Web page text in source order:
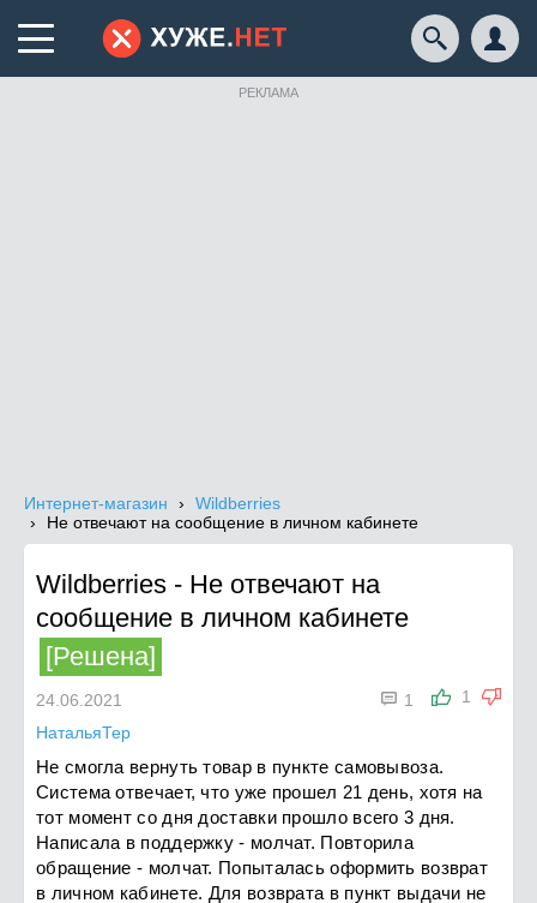
РЕКЛАМА
Интернет-магазин
Wildberries
Не отвечают на сообщение в личном кабинете
Wildberries - Не отвечают на
сообщение в личном кабинете
[Решена]
1
 1
24.06.2021
НатальяТер
Не смогла вернуть товар в пункте самовывоза.
Система отвечает, что уже прошел 21 день, хотя на
тот момент со дня доставки прошло всего 3 дня.
Написала в поддержку - молчат. Повторила
обращение - молчат. Попыталась оформить возврат
в личном кабинете. Для возврата в пункт выдачи не